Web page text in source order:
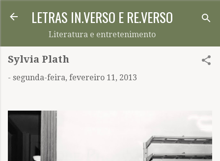
Pular para o conteúdo principal
LETRAS IN.VERSO E RE.VERSO
Literatura e entretenimento
Sylvia Plath
- segunda-feira, fevereiro 11, 2013